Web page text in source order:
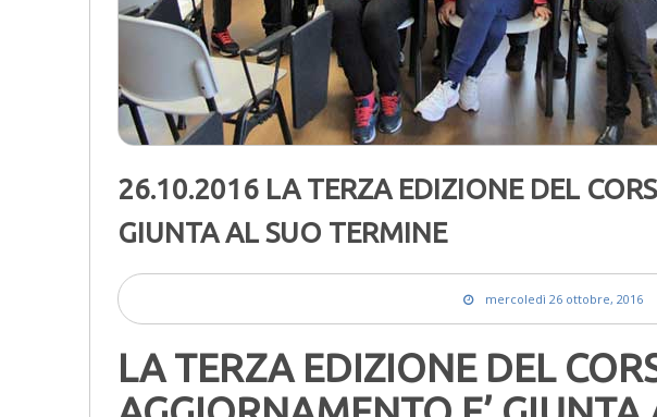
26.10.2016 LA TERZA EDIZIONE DEL
GIUNTA AL SUO TERMINE
mercoledì 26 ottobre, 2016
LA TERZA EDIZIONE DEL